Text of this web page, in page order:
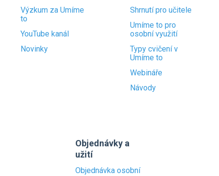
Výzkum za Umíme
to
YouTube kanál
Novinky
Shrnutí pro učitele
Umíme to pro
osobní využití
Typy cvičení v
Umíme to
Webináře
Návody
Objednávky a
užití
Objednávka osobní